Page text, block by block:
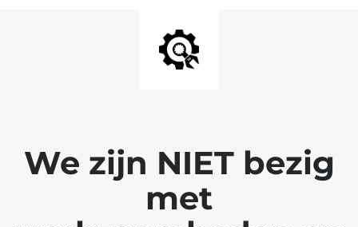
We zijn NIET bezig
met